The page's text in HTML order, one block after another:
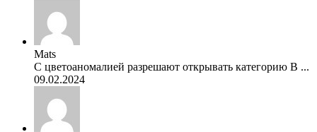
Mats
С цветоаномалией разрешают открывать категорию В ...
09.02.2024